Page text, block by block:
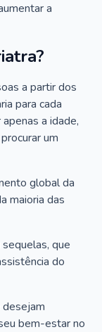
a
a partir dos
para cada
a idade,
um
global da
maioria das
que
do
bem-estar no